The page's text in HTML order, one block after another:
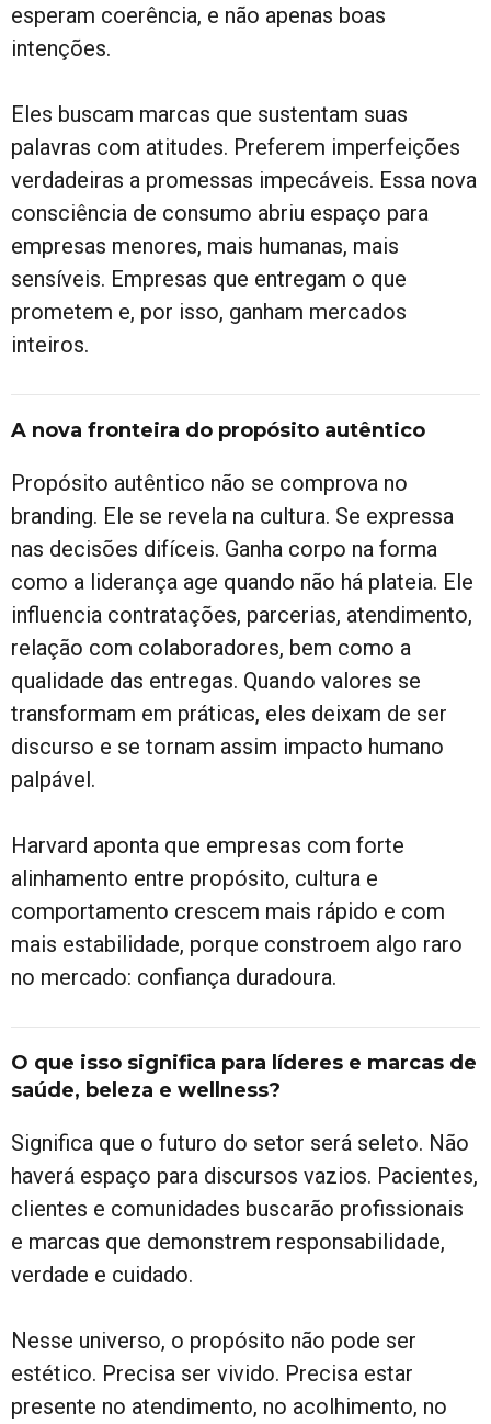
esperam coerência, e não apenas boas
intenções.
Eles buscam marcas que sustentam suas
palavras com atitudes. Preferem imperfeições
verdadeiras a promessas impecáveis. Essa nova
consciência de consumo abriu espaço para
empresas menores, mais humanas, mais
sensíveis. Empresas que entregam o que
prometem e, por isso, ganham mercados
inteiros.
A nova fronteira do propósito autêntico
Propósito autêntico não se comprova no
branding. Ele se revela na cultura. Se expressa
nas decisões difíceis. Ganha corpo na forma
como a liderança age quando não há plateia. Ele
influencia contratações, parcerias, atendimento,
relação com colaboradores, bem como a
qualidade das entregas. Quando valores se
transformam em práticas, eles deixam de ser
discurso e se tornam assim impacto humano
palpável.
Harvard aponta que empresas com forte
alinhamento entre propósito, cultura e
comportamento crescem mais rápido e com
mais estabilidade, porque constroem algo raro
no mercado: confiança duradoura.
O que isso significa para líderes e marcas de
saúde, beleza e wellness?
Significa que o futuro do setor será seleto. Não
haverá espaço para discursos vazios. Pacientes,
clientes e comunidades buscarão profissionais
e marcas que demonstrem responsabilidade,
verdade e cuidado.
Nesse universo, o propósito não pode ser
estético. Precisa ser vivido. Precisa estar
presente no atendimento, no acolhimento, no